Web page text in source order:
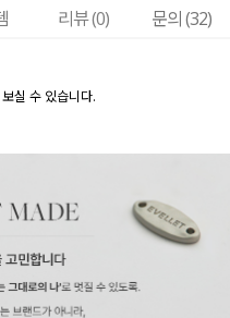
리뷰 (0) 문의 (32)
실 수 있습니다.